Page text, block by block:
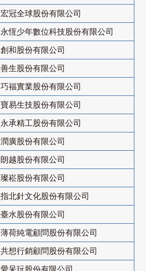
宏冠全球股份有限公司
永恆少年數位科技股份有限公司
創和股份有限公司
善生股份有限公司
巧福實業股份有限公司
寶易生技股份有限公司
永承精工股份有限公司
潤廣股份有限公司
朗越股份有限公司
璨崧股份有限公司
指北針文化股份有限公司
臺水股份有限公司
薄荷純電顧問股份有限公司
共想行銷顧問股份有限公司
愛呆玩股份有限公司